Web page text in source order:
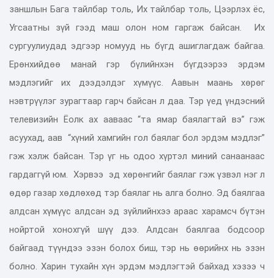
заншлын Бага тайлбар толь, Их тайлбар толь, Цээрлэх ёс,
Угсаатны зүй гээд маш олон ном гаргаж байсан. Их
сургуулиудад эдгээр номууд нь бүгд ашиглагдаж байгаа.
Ерөнхийдөө манай гэр бүлийнхэн бүгдээрээ эрдэм
мэдлэгийг их дээдэлдэг хүмүүс. Аавын маань хөрөг
нэвтрүүлэг зурагтаар гарч байсан л даа. Тэр үед үндэсний
телевизийн Ёолк ах ааваас “та ямар баялагтай вэ” гэж
асуухад, аав “хүний хамгийн гол баялаг бол эрдэм мэдлэг”
гэж хэлж байсан. Тэр үг нь одоо хүртэл миний санаанаас
гардаггүй юм. Хэрвээ эд хөрөнгийг баялаг гэж үзвэл нэг л
өдөр газар хөдлөхөд тэр баялаг нь алга болно. Эд баялгаа
алдсан хүмүүс алдсан эд зүйлийнхээ араас харамсч бүтэн
нойртой хонохгүй шүү дээ. Алдсан баялгаа бодсоор
байгаад түүндээ эзэн болох биш, тэр нь өөрийнх нь эзэн
болно. Харин тухайн хүн эрдэм мэдлэгтэй байхад хэзээ ч